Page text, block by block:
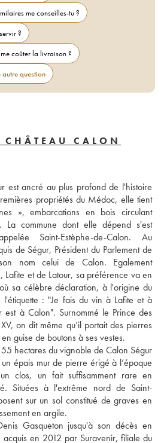
me conseilles-tu ?
?
coûter la livraison ?
autre question
CALON
est ancré au plus profond de l'histoire
propriétés du Médoc, elle tient
», embarcations en bois circulant
La commune dont elle dépend s'est
Saint-Estèphe-de-Calon. Au
de Ségur, Président du Parlement de
nom celui de Calon. Egalement
et de Latour, sa préférence va en
sa célèbre déclaration, à l'origine du
: "Je fais du vin à Lafite et à
à Calon". Surnommé le Prince des
on dit même qu’il portait des pierres
guise de boutons à ses vestes.
hectares du vignoble de Calon Ségur
épais mur de pierre érigé à l’époque
clos, un fait suffisamment rare en
Situées à l'extrême nord de Saint-
sur un sol constitué de graves en
en argile.
Gasqueton jusqu'à son décès en
en 2012 par Suravenir, filiale du